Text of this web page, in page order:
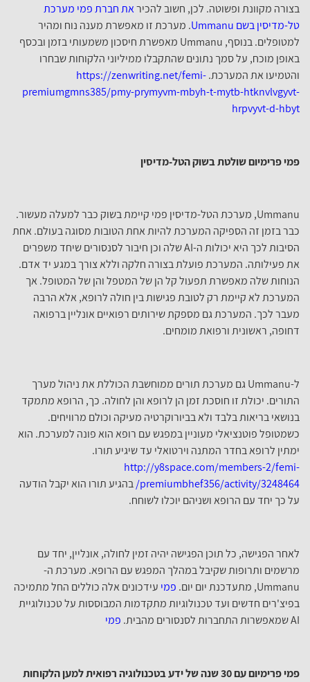
בצורה מקוונת ופשוטה. לכן, חשוב להכיראת חברת פמי מערכת
טל-מדיסין בשם Ummanu
. מערכת זו מאפשרת מענה נוח ומהיר
למטופלים. בנוסף, Ummanu מאפשרת חיסכון משמעותי בזמן ובכסף
באופן מוכח, על סמך נתונים שהתקבלו ממיליוני הלקוחות שבחרו
והטמיעו את המערכת.https://zenwriting.net/femi-
premiumgmns385/pmy-prymyvm-mbyh-t-mytb-htknvlvgyvt-
hrpvyvt-d-hbyt
פמי פרימיום שולטת בשוק הטל-מדיסין
Ummanu, מערכת הטל-מדיסין פמי קיימת בשוק כבר למעלה מעשור.
כבר בזמן זה הספיקה המערכת להיות אחת הטובות מסוגה בעולם. אחת
הסיבות לכך היא יכולות ה-AI שלה וכן חיבור לסנסורים שיחד משפרים
את פעילותה. המערכת פועלת בצורה חלקה וללא צורך במגע יד אדם.
הנוחות שלה מאפשרת תפעול קל הן של המטפל והן של המטופל. אך
המערכת לא קיימת רק לטובת פגישות בין חולה לרופא, אלא הרבה
מעבר לכך. המערכת גם מספקת שירותים רפואיים אונליין ברפואה
דחופה, ראשונית ורפואת מומחים.
ל-Ummanu גם מערכת תורים ממוחשבת הכוללת את ניהול מערך
התורים. יכולת זו חוסכת זמן הן לרופא והן לחולה. כך, הרופא מתמקד
בנושאי בריאות בלבד ולא בביורוקרטיה מעיקה וכולם מרוויחים.
כשמטופל פוטנציאלי מעוניין במפגש עם רופא הוא פונה למערכת. הוא
ימתין לרופא בחדר המתנה וירטואלי עד שיגיע תורו.
http://y8space.com/members-2/femi-
premiumbhef356/activity/3248464/ בהגיע תורו הוא יקבל הודעה
על כך יחד עם הרופא ושניהם יוכלו לשוחח.
לאחר הפגישה, כל תוכן הפגישה יהיה זמין לחולה, אונליין, יחד עם
מרשמים ותרופות שקיבל במהלך המפגש עם הרופא. מערכת ה-
Ummanu, מתעדכנת יום יום.
פמי עידכונים אלה כוללים החל מתמיכה
בפיצ'רים חדשים ועד טכנולוגיות מתקדמות המבוססות על טכנולוגיית
AI שמאפשרות התחברות לסנסורים מהבית.
פמי
פמי פרימיום עם 30 שנה של ידע בטכנולוגיה רפואית למען הלקוחות